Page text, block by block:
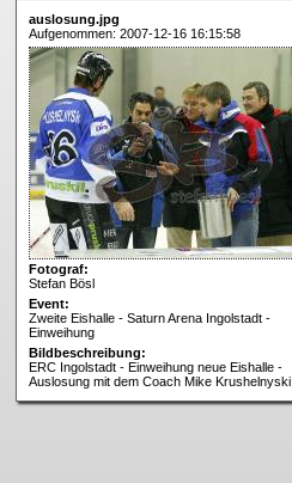
auslosung.jpg
Aufgenommen: 2007-12-16 16:15:58
Fotograf:
Stefan Bösl
Event:
Zweite Eishalle - Saturn Arena Ingolstadt -
Einweihung
Bildbeschreibung:
ERC Ingolstadt - Einweihung neue Eishalle -
Auslosung mit dem Coach Mike Krushelnyski